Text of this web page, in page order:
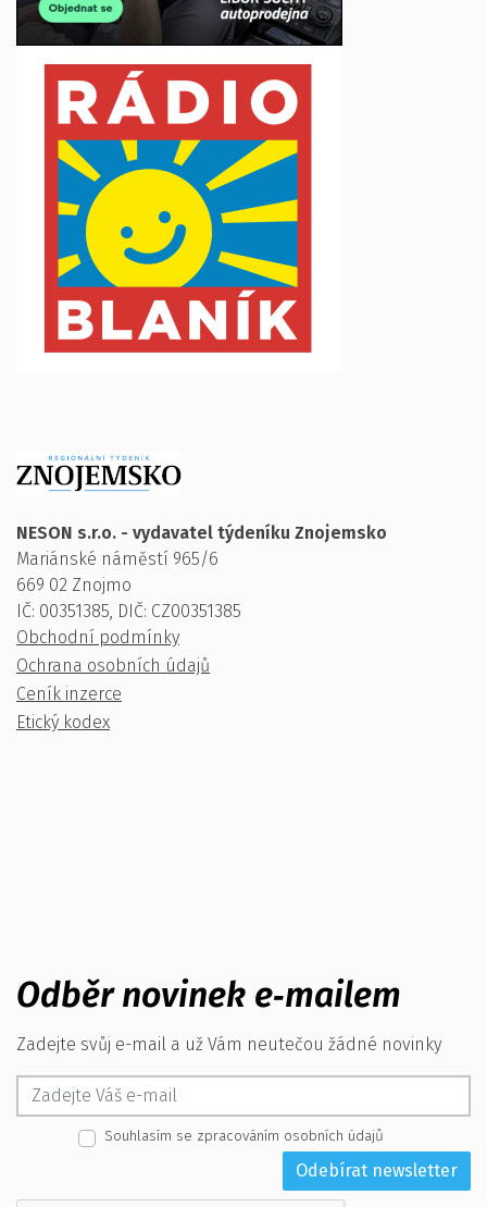
NESON s.r.o. - vydavatel týdeníku Znojemsko
Mariánské náměstí 965/6
669 02 Znojmo
IČ: 00351385, DIČ: CZ00351385
Obchodní podmínky
Ochrana osobních údajů
Ceník inzerce
Etický kodex
Odběr novinek e‑mailem
Zadejte svůj e-mail a už Vám neutečou žádné novinky
Souhlasím se zpracováním osobních údajů
Odebírat newsletter